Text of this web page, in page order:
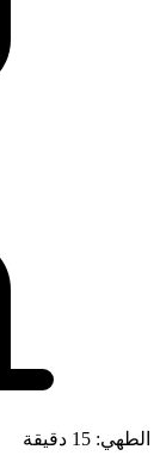
الطهي: 15 دقيقة